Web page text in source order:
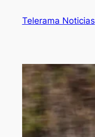
Telerama Noticias